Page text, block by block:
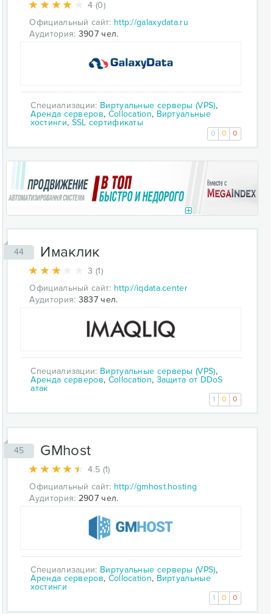
4 (0)
Официальный сайт: http://galaxydata.ru
Аудитория: 3907 чел.
Специализации: Виртуальные серверы (VPS),
Аренда серверов, Collocation, Виртуальные
хостинги, SSL сертификаты
0 0 0
44 Имаклик
3 (1)
Официальный сайт: http://iqdata.center
Аудитория: 3837 чел.
Специализации: Виртуальные серверы (VPS),
Аренда серверов, Collocation, Защита от DDoS
атак
1 0 0
45 GMhost
4.5 (1)
Официальный сайт: http://gmhost.hosting
Аудитория: 2907 чел.
Специализации: Виртуальные серверы (VPS),
Аренда серверов, Collocation, Виртуальные
хостинги
1 0 0